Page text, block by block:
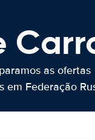
as ofertas
em Federação